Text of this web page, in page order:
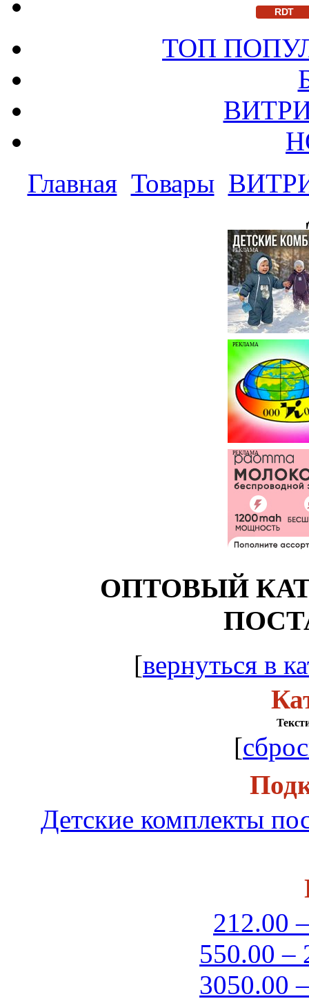
RDT
ТОП
Главная Товары
РЕКЛАМА
РЕКЛАМА
РЕКЛАМА
ОПТОВЫЙ
[вернуться в
[
Детские комплекты
212.00
550.00 –
3050.00